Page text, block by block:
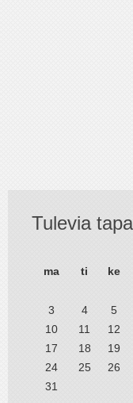
Tulevia
ma ti ke
3
4 5
10
11 12
17
18 19
24
25 26
31